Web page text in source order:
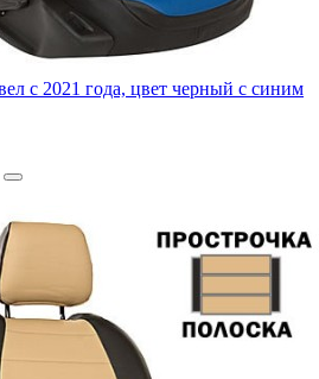
с 2021 года, цвет черный с синим